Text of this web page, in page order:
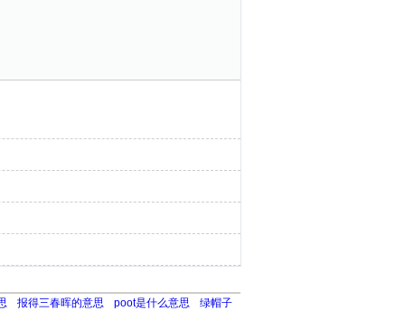
报得三春晖的意思 poot是什么意思 绿帽子